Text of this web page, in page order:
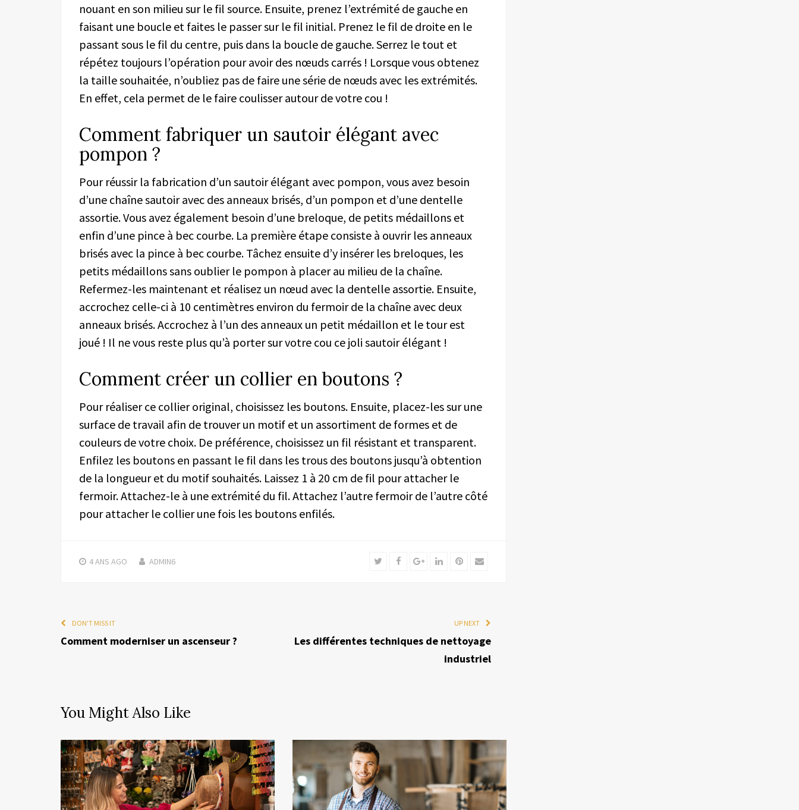
nouant en son milieu sur le fil source. Ensuite, prenez l’extrémité de gauche en
faisant une boucle et faites le passer sur le fil initial. Prenez le fil de droite en le
passant sous le fil du centre, puis dans la boucle de gauche. Serrez le tout et
répétez toujours l’opération pour avoir des nœuds carrés ! Lorsque vous obtenez
la taille souhaitée, n’oubliez pas de faire une série de nœuds avec les extrémités.
En effet, cela permet de le faire coulisser autour de votre cou !
Comment fabriquer un sautoir élégant avec
pompon ?
Pour réussir la fabrication d’un sautoir élégant avec pompon, vous avez besoin
d’une chaîne sautoir avec des anneaux brisés, d’un pompon et d’une dentelle
assortie. Vous avez également besoin d’une breloque, de petits médaillons et
enfin d’une pince à bec courbe. La première étape consiste à ouvrir les anneaux
brisés avec la pince à bec courbe. Tâchez ensuite d’y insérer les breloques, les
petits médaillons sans oublier le pompon à placer au milieu de la chaîne.
Refermez-les maintenant et réalisez un nœud avec la dentelle assortie. Ensuite,
accrochez celle-ci à 10 centimètres environ du fermoir de la chaîne avec deux
anneaux brisés. Accrochez à l’un des anneaux un petit médaillon et le tour est
joué ! Il ne vous reste plus qu’à porter sur votre cou ce joli sautoir élégant !
Comment créer un collier en boutons ?
Pour réaliser ce collier original, choisissez les boutons. Ensuite, placez-les sur une
surface de travail afin de trouver un motif et un assortiment de formes et de
couleurs de votre choix. De préférence, choisissez un fil résistant et transparent.
Enfilez les boutons en passant le fil dans les trous des boutons jusqu’à obtention
de la longueur et du motif souhaités. Laissez 1 à 20 cm de fil pour attacher le
fermoir. Attachez-le à une extrémité du fil. Attachez l’autre fermoir de l’autre côté
pour attacher le collier une fois les boutons enfilés.
4 ANS AGO ADMIN6 TwitterFacebookGoogle+LinkedInPinterest
Email
DON'T MISS IT
Comment moderniser un ascenseur ?
UP NEXT
Les différentes techniques de nettoyage
industriel
You Might Also Like